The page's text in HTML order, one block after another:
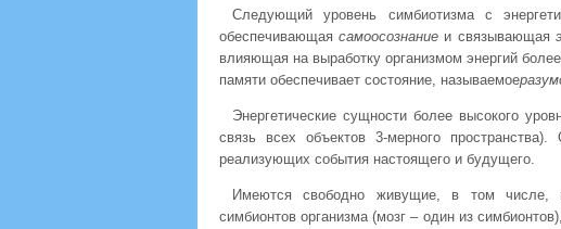
Следующий уровень симбиотизма с
обеспечивающаясамоосознание и связывающая
влияющая на выработку организмом энергий
памяти обеспечивает состояние, называемое
Энергетические сущности более высокого
связь всех объектов 3-мерного
реализующих события настоящего и будущего.
Имеются свободно живущие, в том числе,
симбионтов организма (мозг – один из